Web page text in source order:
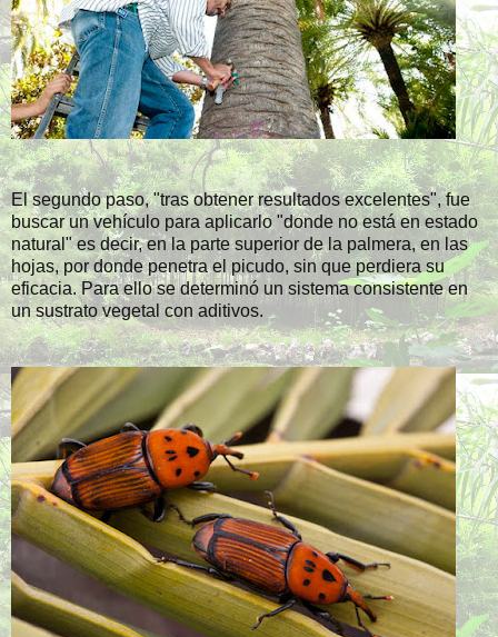
El segundo paso, "tras obtener resultados excelentes", fue
buscar un vehículo para aplicarlo "donde no está en estado
natural" es decir, en la parte superior de la palmera, en las
hojas, por donde penetra el picudo, sin que perdiera su
eficacia. Para ello se determinó un sistema consistente en
un sustrato vegetal con aditivos.